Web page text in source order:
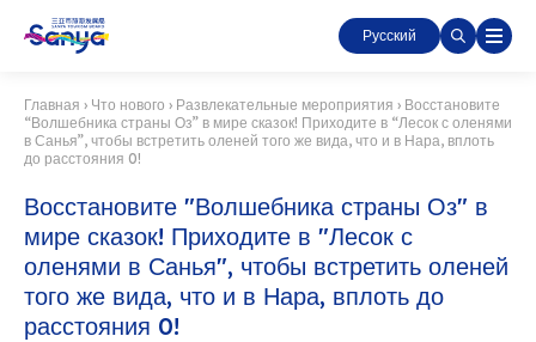
Русский
Главная › Что нового › Развлекательные мероприятия › Восстановите
“Волшебника страны Оз” в мире сказок! Приходите в “Лесок с оленями
в Санья”, чтобы встретить оленей того же вида, что и в Нара, вплоть
до расстояния 0!
Восстановите "Волшебника страны Оз" в
мире сказок! Приходите в "Лесок с
оленями в Санья", чтобы встретить оленей
того же вида, что и в Нара, вплоть до
расстояния 0!